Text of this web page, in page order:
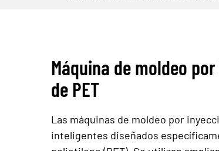
Máquina de moldeo
de PET
Las máquinas de moldeo por
inteligentes diseñados